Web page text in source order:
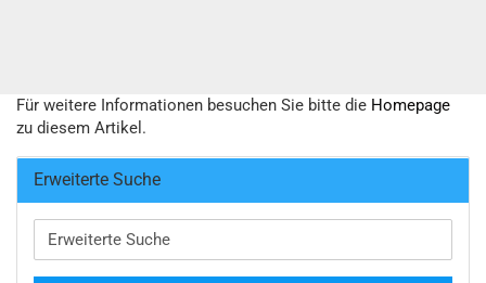
Für weitere Informationen besuchen Sie bitte die Homepage
zu diesem Artikel.
Erweiterte Suche
Erweiterte
Suche